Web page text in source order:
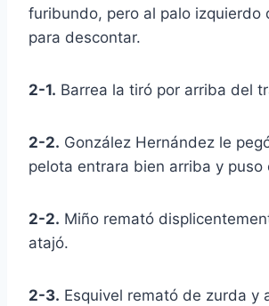
furibundo, pero al palo izquierdo
para descontar.
2-1. Barrea la tiró por arriba del
2-2. González Hernández le
pelota entrara bien arriba y puso
2-2. Miño remató
atajó.
2-3. Esquivel remató de zurda y